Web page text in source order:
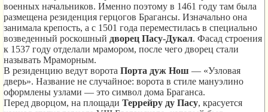
военных начальников. Именно поэтому в 1461 году там была
размещена резиденция герцогов Брагансы. Изначально она
занимала крепость, а с 1501 года переместилась в специально
возведенный роскошный дворец Пасу-Дукал. Фасад строения
к 1537 году отделали мрамором, после чего дворец стали
называть Мраморным.
В резиденцию ведут ворота Порта дуж Нош — «Узловая
дверь». Название не случайное: ворота в стиле мануэлино
оформлены узлами — это символ дома Браганса.
Перед дворцом, на площади Террейру ду Пасу, красуется